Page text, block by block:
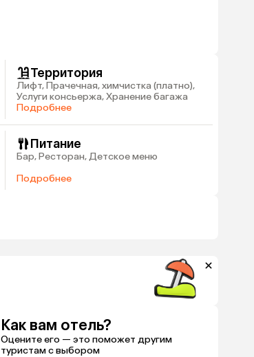
Территория
Лифт, Прачечная, химчистка (платно),
Услуги консьержа, Хранение багажа
Подробнее
Питание
Бар, Ресторан, Детское меню
Подробнее
Как вам отель?
Оцените его — это поможет другим
туристам с выбором